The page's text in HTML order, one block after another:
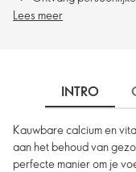
Lees meer
INTRO
Kauwbare calcium en
aan het behoud van
perfecte manier om je